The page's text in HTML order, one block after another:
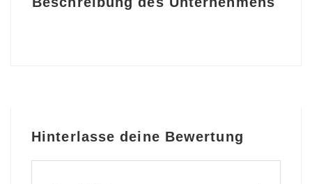
Hinterlasse deine Bewertung